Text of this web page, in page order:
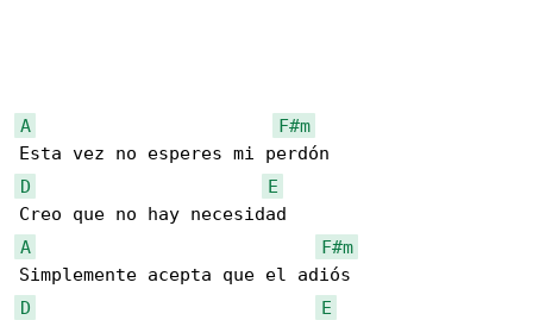
A
F#m
D
E
A
F#m
D
E